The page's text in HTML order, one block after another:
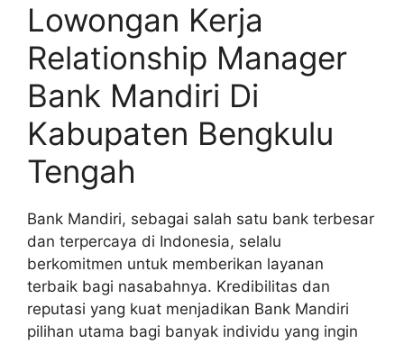
Lowongan Kerja
Relationship Manager
Bank Mandiri Di
Kabupaten Bengkulu
Tengah
Bank Mandiri, sebagai salah satu bank terbesar
dan terpercaya di Indonesia, selalu
berkomitmen untuk memberikan layanan
terbaik bagi nasabahnya. Kredibilitas dan
reputasi yang kuat menjadikan Bank Mandiri
pilihan utama bagi banyak individu yang ingin